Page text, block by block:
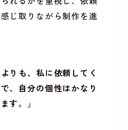
じ取りながら制作を進
りも、私に依頼してく
、自分の個性はかなり
す。」